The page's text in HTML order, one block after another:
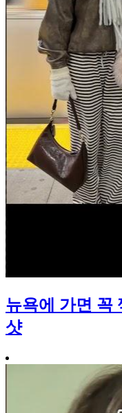
뉴욕에 가면 꼭
샷